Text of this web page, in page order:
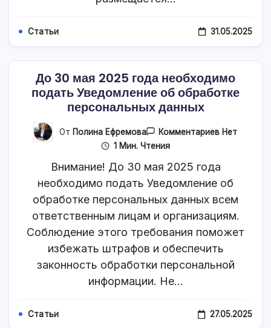
Статьи 31.05.2025
До 30 мая 2025 года необходимо
подать Уведомление об обработке
персональных данных
От Полина Ефремова КомментариевК
Мая
2025
Года
Обработке
Нет
1 Мин. Чтения
Внимание! До 30 мая 2025 года
необходимо подать Уведомление об
обработке персональных данных всем
ответственным лицам и организациям.
Соблюдение этого требования поможет
избежать штрафов и обеспечить
законность обработки персональной
информации. Не…
Статьи 27.05.2025